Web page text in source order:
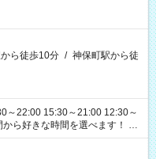
ら徒歩10分 / 神保町駅から徒
～22:00 15:30～21:00 12:30～
す